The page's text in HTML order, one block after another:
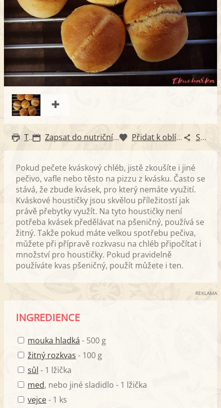
Tisk Zapsat do nutričního diáře Přidat k oblíbeným Sdílet
Pokud pečete kváskový chléb, jistě zkoušíte i jiné
pečivo, vafle nebo těsto na pizzu z kvásku. Často se
stává, že zbude kvásek, pro který nemáte využití.
Kváskové houstičky jsou skvělou příležitostí jak
právě přebytky využít. Na tyto houstičky není
potřeba kvásek předělávat na pšeničný, používá se
žitný. Takže pokud máte velkou spotřebu pečiva,
můžete při přípravě rozkvasu na chléb připočítat i
množství pro houstičky. Pokud pravidelně
používáte kvas pšeničný, použít můžete i ten.
REKLAMA
INGREDIENCE
mouka hladká - 500 g
žitný rozkvas - 100 g
sůl - 1 lžička
med, nebo jiné sladidlo - 1 lžička
vejce- 1 ks